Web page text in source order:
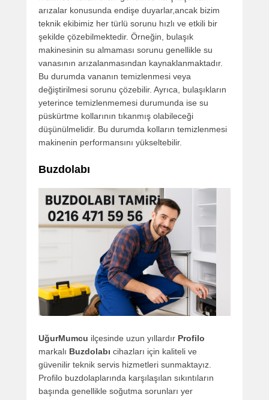
arızalar konusunda endişe duyarlar,ancak bizim
teknik ekibimiz her türlü sorunu hızlı ve etkili bir
şekilde çözebilmektedir. Örneğin, bulaşık
makinesinin su almaması sorunu genellikle su
vanasının arızalanmasından kaynaklanmaktadır.
Bu durumda vananın temizlenmesi veya
değiştirilmesi sorunu çözebilir. Ayrıca, bulaşıkların
yeterince temizlenmemesi durumunda ise su
püskürtme kollarının tıkanmış olabileceği
düşünülmelidir. Bu durumda kolların temizlenmesi
makinenin performansını yükseltebilir.
Buzdolabı
UğurMumcu ilçesinde uzun yıllardır Profilo
markalı Buzdolabı cihazları için kaliteli ve
güvenilir teknik servis hizmetleri sunmaktayız.
Profilo buzdolaplarında karşılaşılan sıkıntıların
başında genellikle soğutma sorunları yer